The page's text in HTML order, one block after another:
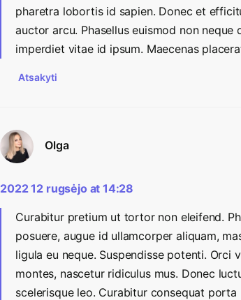
pharetra lobortis id sapien. Donec et
auctor arcu. Phasellus euismod non
imperdiet vitae id ipsum. Maecenas
Atsakyti
Olga
2022 12 rugsėjo at 14:28
Curabitur pretium ut tortor non eleifend.
posuere, augue id ullamcorper aliquam,
ligula eu neque. Suspendisse potenti.
montes, nascetur ridiculus mus. Donec
scelerisque leo. Curabitur consequat